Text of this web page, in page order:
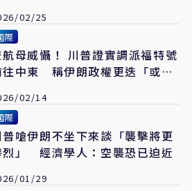
02/25
際
航母威懾！ 川普證實調派福特號
往中東 稱伊朗政權更迭「或是
02/14
際
普嗆伊朗不坐下來談「襲擊將更
烈」 經濟學人：空襲恐已迫近
01/29